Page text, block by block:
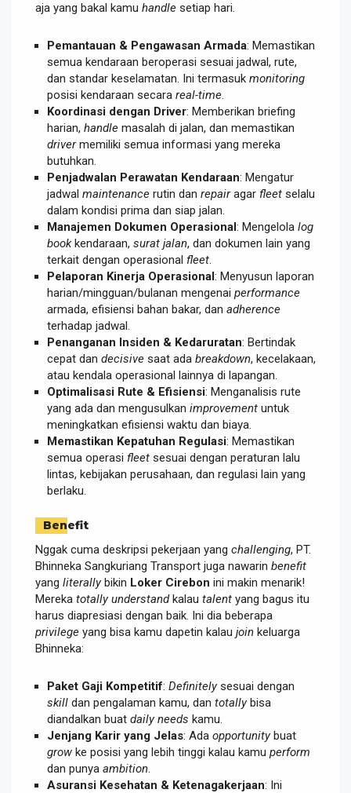
aja yang bakal kamu handle setiap hari.
Pemantauan & Pengawasan Armada: Memastikan
semua kendaraan beroperasi sesuai jadwal, rute,
dan standar keselamatan. Ini termasuk monitoring
posisi kendaraan secara real-time.
Koordinasi dengan Driver: Memberikan briefing
harian, handle masalah di jalan, dan memastikan
drivermemiliki semua informasi yang mereka
butuhkan.
Penjadwalan Perawatan Kendaraan: Mengatur
jadwal maintenance rutin dan repairagar fleet selalu
dalam kondisi prima dan siap jalan.
Manajemen Dokumen Operasional: Mengelola log
bookkendaraan, surat jalan, dan dokumen lain yang
terkait dengan operasional fleet.
Pelaporan Kinerja Operasional: Menyusun laporan
harian/mingguan/bulanan mengenai performance
armada, efisiensi bahan bakar, dan adherence
terhadap jadwal.
Penanganan Insiden & Kedaruratan: Bertindak
cepat dan decisive saat ada breakdown, kecelakaan,
atau kendala operasional lainnya di lapangan.
Optimalisasi Rute & Efisiensi: Menganalisis rute
yang ada dan mengusulkan improvement untuk
meningkatkan efisiensi waktu dan biaya.
Memastikan Kepatuhan Regulasi: Memastikan
semua operasi fleet sesuai dengan peraturan lalu
lintas, kebijakan perusahaan, dan regulasi lain yang
berlaku.
Benefit
Nggak cuma deskripsi pekerjaan yang challenging, PT.
Bhinneka Sangkuriang Transport juga nawarin benefit
yang literallybikin Loker Cirebon ini makin menarik!
Mereka totally understandkalau talent yang bagus itu
harus diapresiasi dengan baik. Ini dia beberapa
privilege yang bisa kamu dapetin kalau join keluarga
Bhinneka:
Paket Gaji Kompetitif: Definitelysesuai dengan
skill dan pengalaman kamu, dan totallybisa
diandalkan buat daily needs kamu.
Jenjang Karir yang Jelas: Ada opportunitybuat
grow ke posisi yang lebih tinggi kalau kamu perform
dan punya ambition
Asuransi Kesehatan & Ketenagakerjaan: Ini